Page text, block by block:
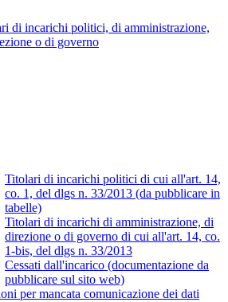
di incarichi politici, di amministrazione,
o di governo
Titolari di incarichi politici di cui all'art. 14,
co. 1, del dlgs n. 33/2013 (da pubblicare in
tabelle)
Titolari di incarichi di amministrazione, di
direzione o di governo di cui all'art. 14, co.
1-bis, del dlgs n. 33/2013
Cessati dall'incarico (documentazione da
pubblicare sul sito web)
per mancata comunicazione dei dati